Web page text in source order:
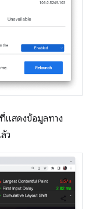
แสดงข้อมูลทาง
ว